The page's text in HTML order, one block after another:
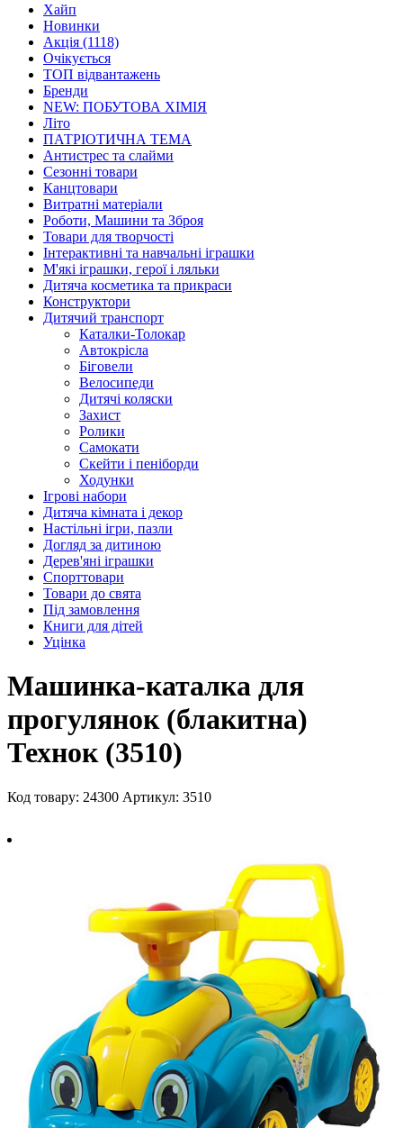
Хайп
Новинки
Акція (1118)
Очікується
ТОП відвантажень
Бренди
NEW: ПОБУТОВА ХІМІЯ
Літо
ПАТРІОТИЧНА ТЕМА
Антистрес та слайми
Сезонні товари
Канцтовари
Витратні матеріали
Роботи, Машини та Зброя
Товари для творчості
Інтерактивні та навчальні іграшки
М'які іграшки, герої і ляльки
Дитяча косметика та прикраси
Конструктори
Дитячий транспорт
Каталки-Толокар
Автокрісла
Біговели
Велосипеди
Дитячі коляски
Захист
Ролики
Самокати
Скейти і пеніборди
Ходунки
Ігрові набори
Дитяча кімната і декор
Настільні ігри, пазли
Догляд за дитиною
Дерев'яні іграшки
Спорттовари
Товари до свята
Під замовлення
Книги для дітей
Уцінка
Машинка-каталка для
прогулянок (блакитна)
Технок (3510)
Код товару: 24300 Артикул: 3510